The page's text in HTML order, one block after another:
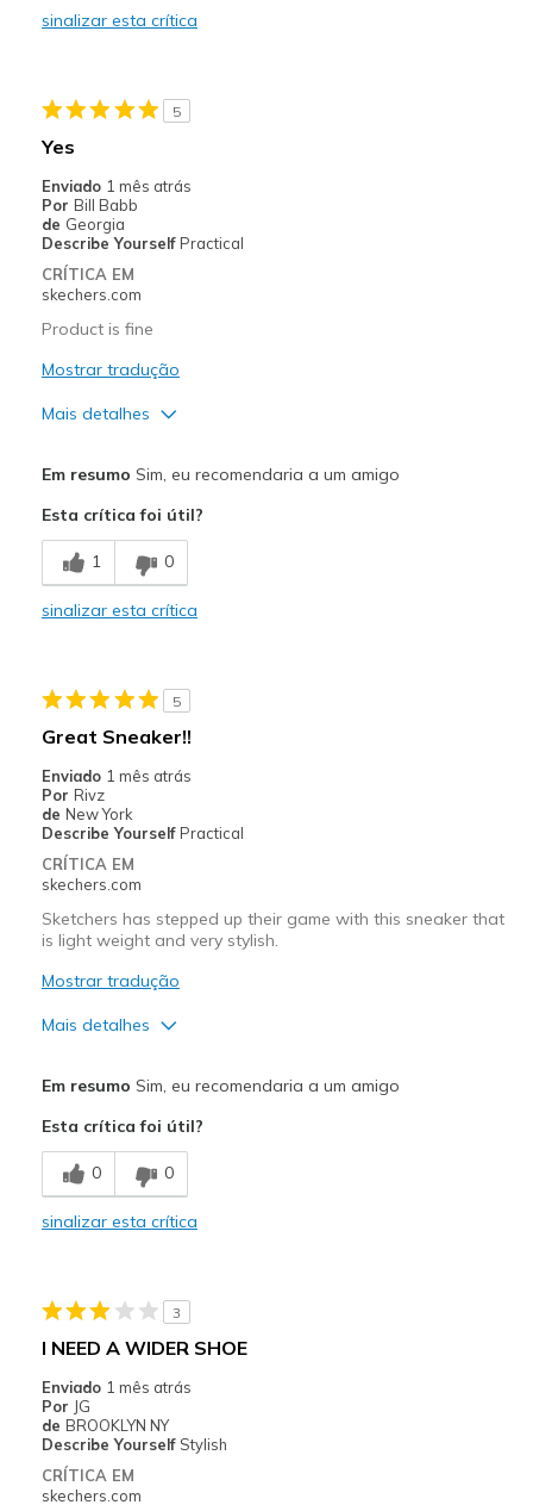
Feels true to width
Sizing
View On Shoes
Shoes are for Wearing
sinalizar esta crítica
5
Yes
Enviado 1 mês atrás
Por Bill Babb
de Georgia
Describe Yourself Practical
CRÍTICA EM
skechers.com
Product is fine
Mostrar tradução
Mais detalhes
Stylish
Contras
Wear Out Quickly
Casual Wear
Width
Sizing
Feels true to size
View On Shoes
Em resumo Sim, eu recomendaria a um amigo
Esta crítica foi útil?
1 0
sinalizar esta crítica
5
Great Sneaker!!
Enviado 1 mês atrás
Por Rivz
de New York
Describe Yourself Practical
CRÍTICA EM
skechers.com
Sketchers has stepped up their game with this sneaker that
is light weight and very stylish.
Mostrar tradução
Mais detalhes
Breathe Well
Comfortable
Casual Wear
Travel
Width
Sizing
Em resumo Sim, eu recomendaria a um amigo
Esta crítica foi útil?
0 0
sinalizar esta crítica
3
I NEED A WIDER SHOE
Enviado 1 mês atrás
Por JG
de BROOKLYN NY
Describe Yourself Stylish
CRÍTICA EM
skechers.com